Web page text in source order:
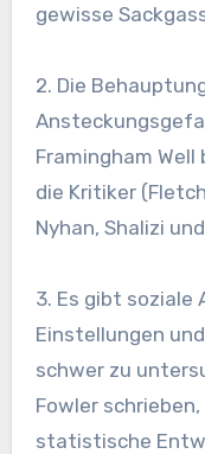
gewisse
2. Die
Framingham
die Kritiker
Nyhan, Shalizi
3. Es gibt soziale
Einstellungen
schwer zu
Fowler
statistische